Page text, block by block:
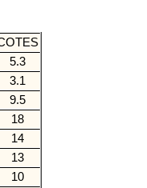
5.3
3.1
9.5
18
14
13
10